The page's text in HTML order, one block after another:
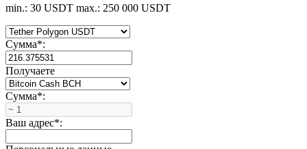
min.: 30 USDT max.: 250 000 USDT
Сумма*:
Получаете
Сумма*:
Ваш адрес*: